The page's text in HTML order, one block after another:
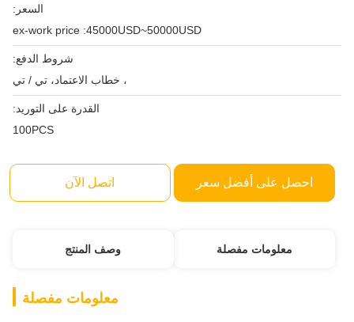
السعر:
ex-work price :45000USD~50000USD
شروط الدفع:
، خطاب الاعتماد، تي / تي
القدرة على التوريد:
100PCS
احصل على أفضل سعر اتصل الآن
معلومات مفصلة وصف المنتج
معلومات مفصلة